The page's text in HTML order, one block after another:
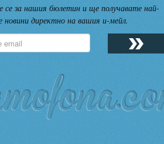
се за нашия бюлетин и ще получавате най-
новини директно на вашия и-мейл.